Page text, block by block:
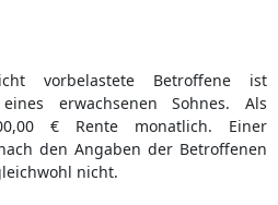
vorbelastete Betroffene ist
erwachsenen Sohnes. Als
€ Rente monatlich. Einer
den Angaben der Betroffenen
nicht.